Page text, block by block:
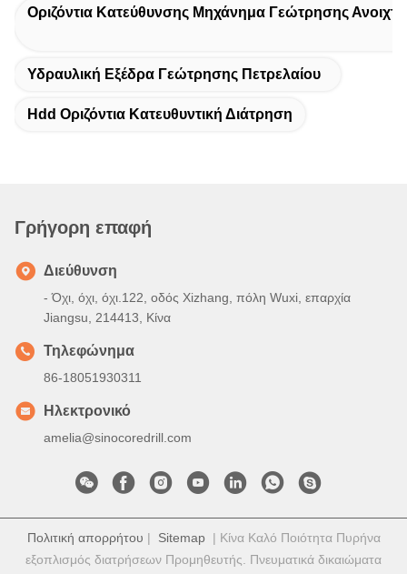
Οριζόντια Κατεύθυνσης Μηχάνημα Γεώτρησης
Υδραυλική Εξέδρα Γεώτρησης Πετρελαίου
Hdd Οριζόντια Κατευθυντική Διάτρηση
Γρήγορη επαφή
Διεύθυνση
- Όχι, όχι, όχι.122, οδός Xizhang, πόλη Wuxi, επαρχία
Jiangsu, 214413, Κίνα
Τηλεφώνημα
86-18051930311
Ηλεκτρονικό
amelia@sinocoredrill.com
Πολιτική απορρήτου | Sitemap| Κίνα Καλό Ποιότητα Πυρήνα
εξοπλισμός διατρήσεων Προμηθευτής. Πνευματικά δικαιώματα